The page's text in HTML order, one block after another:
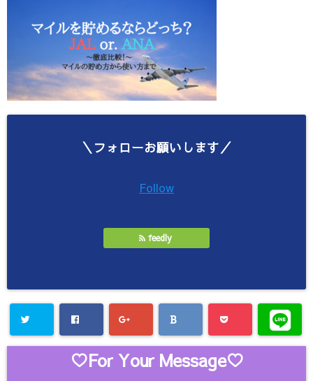
＼フォローお願いします／
Follow
feedly
♡For Your Message♡